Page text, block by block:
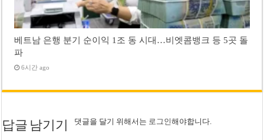
베트남 은행 분기 순이익 1조 동 시대…비엣콤뱅크 등 5곳 돌
파
6시간 ago
답글 남기기 댓글을 달기 위해서는 로그인해야합니다.